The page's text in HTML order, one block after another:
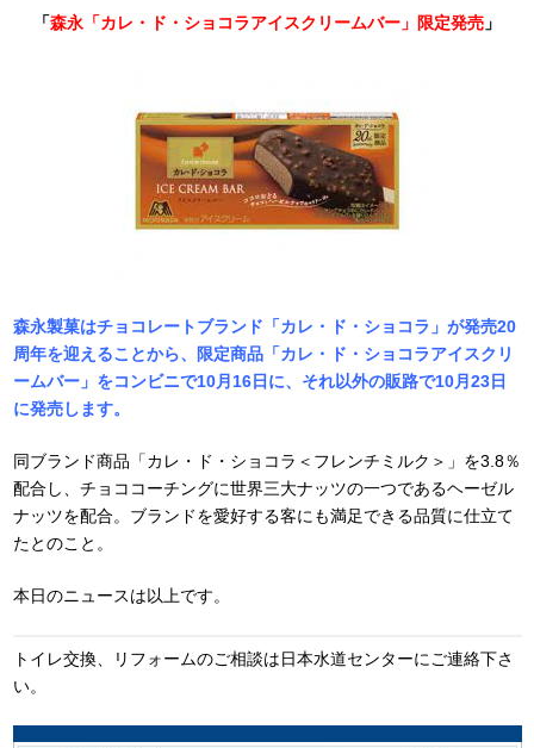
「森永「カレ・ド・ショコラアイスクリームバー」限定発売 」
森永製菓はチョコレートブランド「カレ・ド・ショコラ」が発売20
周年を迎えることから、限定商品「カレ・ド・ショコラアイスクリ
ームバー」をコンビニで10月16日に、それ以外の販路で10月23日
に発売します。
同ブランド商品「カレ・ド・ショコラ＜フレンチミルク＞」を3.8％
配合し、チョココーチングに世界三大ナッツの一つであるヘーゼル
ナッツを配合。ブランドを愛好する客にも満足できる品質に仕立て
たとのこと。
本日のニュースは以上です。
トイレ交換、リフォームのご相談は日本水道センターにご連絡下さ
い。